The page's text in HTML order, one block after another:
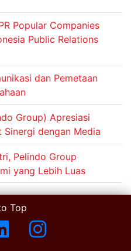
Popular Companies
Public Relations
dan Pemetaan
Group) Apresiasi
Sinergi dengan Media
Pelindo Group
yang Lebih Luas
Top